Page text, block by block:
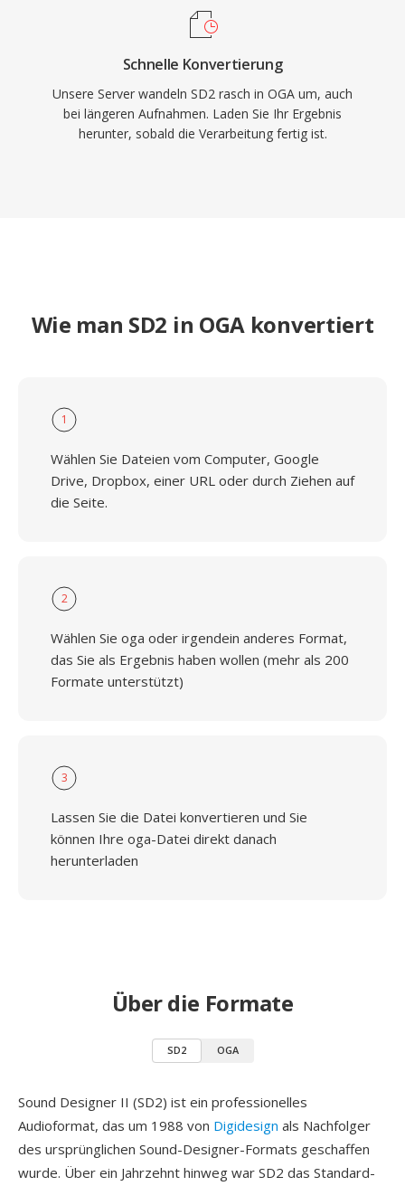
Schnelle Konvertierung
Unsere Server wandeln SD2 rasch in OGA um, auch
bei längeren Aufnahmen. Laden Sie Ihr Ergebnis
herunter, sobald die Verarbeitung fertig ist.
Wie man SD2 in OGA konvertiert
1
Wählen Sie Dateien vom Computer, Google
Drive, Dropbox, einer URL oder durch Ziehen auf
die Seite.
2
Wählen Sie oga oder irgendein anderes Format,
das Sie als Ergebnis haben wollen (mehr als 200
Formate unterstützt)
3
Lassen Sie die Datei konvertieren und Sie
können Ihre oga-Datei direkt danach
herunterladen
Über die Formate
SD2 OGA
Sound Designer II (SD2) ist ein professionelles
Audioformat, das um 1988 von Digidesign als Nachfolger
des ursprünglichen Sound-Designer-Formats geschaffen
wurde. Über ein Jahrzehnt hinweg war SD2 das Standard-